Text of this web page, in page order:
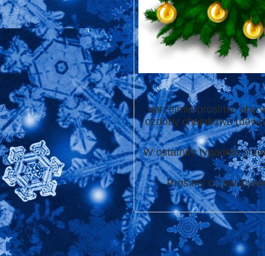
uprzejmie prosimy, aby
ozdoby choinkowe
W ostatnim tygodniu
Prosimy o